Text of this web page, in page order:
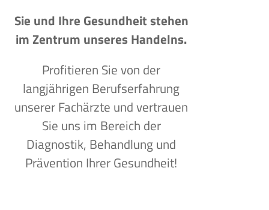
Sie und Ihre Gesundheit stehen
im Zentrum unseres Handelns.
Profitieren Sie von der
langjährigen Berufserfahrung
unserer Fachärzte und vertrauen
Sie uns im Bereich der
Diagnostik, Behandlung und
Prävention Ihrer Gesundheit!